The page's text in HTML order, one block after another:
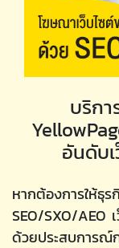
บริกา
อันดับ
หากต้องการให้ธุ
SEO/SXO/AEO
ด้วยประสบการณ์